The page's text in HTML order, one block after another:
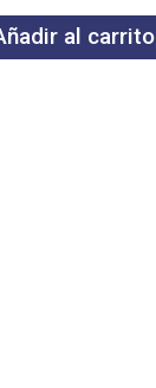
al carrito